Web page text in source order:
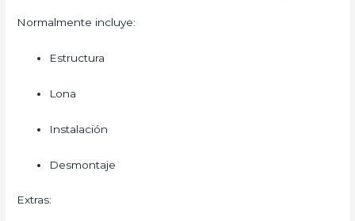
Normalmente incluye:
Estructura
Lona
Instalación
Desmontaje
Extras: